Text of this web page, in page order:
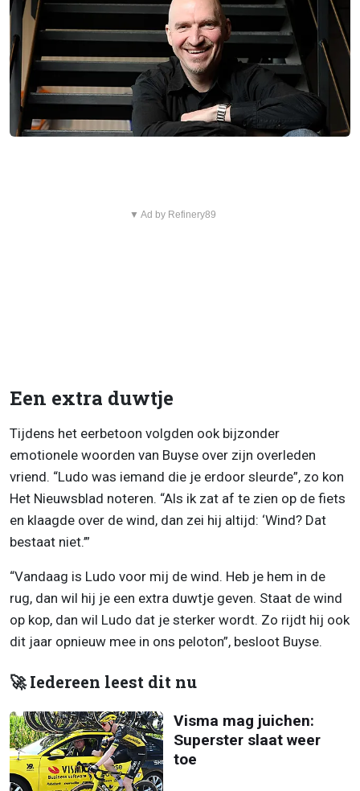
▼ Ad by Refinery89
Een extra duwtje
Tijdens het eerbetoon volgden ook bijzonder
emotionele woorden van Buyse over zijn overleden
vriend. “Ludo was iemand die je erdoor sleurde”, zo kon
Het Nieuwsblad noteren. “Als ik zat af te zien op de fiets
en klaagde over de wind, dan zei hij altijd: ‘Wind? Dat
bestaat niet.’”
“Vandaag is Ludo voor mij de wind. Heb je hem in de
rug, dan wil hij je een extra duwtje geven. Staat de wind
op kop, dan wil Ludo dat je sterker wordt. Zo rijdt hij ook
dit jaar opnieuw mee in ons peloton”, besloot Buyse.
🚀 Iedereen leest dit nu
Visma mag juichen:
Superster slaat weer
toe